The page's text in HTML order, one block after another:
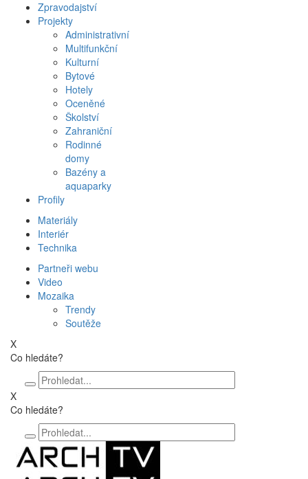
Zpravodajství
Projekty
Administrativní
Multifunkční
Kulturní
Bytové
Hotely
Oceněné
Školství
Zahraniční
Rodinné
domy
Bazény a
aquaparky
Profily
Materiály
Interiér
Technika
Partneři webu
Video
Mozaika
Trendy
Soutěže
X
Co hledáte?
X
Co hledáte?